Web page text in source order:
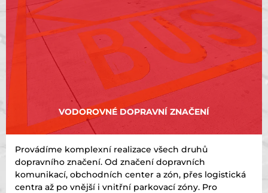
VODOROVNÉ DOPRAVNÍ ZNAČENÍ
Provádíme komplexní realizace všech druhů
dopravního značení. Od značení dopravních
komunikací, obchodních center a zón, přes logistická
centra až po vnější i vnitřní parkovací zóny. Pro